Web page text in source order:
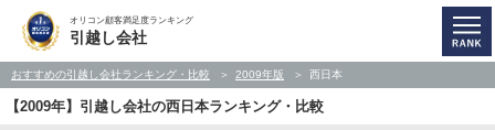
オリコン顧客満足度ランキング
引越し会社
おすすめの引越し会社ランキング・比較 2009年版 西日本
【2009年】引越し会社の西日本ランキング・比較